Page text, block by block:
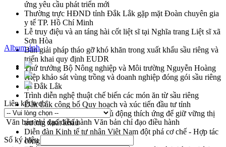
ứng yêu cầu phát triển mới
Thường trực HĐND tỉnh Đắk Lắk gặp mặt Đoàn chuyên gia
y tế TP. Hồ Chí Minh
Lễ truy điệu và an táng hài cốt liệt sĩ tại Nghĩa trang Liệt sĩ xã
Sơn Hòa
Bàn giải pháp tháo gỡ khó khăn trong xuất khẩu sầu riêng và
triển khai quy định EUDR
Thứ trưởng Bộ Nông nghiệp và Môi trường Nguyễn Hoàng
Hiệp khảo sát vùng trồng và doanh nghiệp đóng gói sầu riêng
tại Đắk Lắk
Trình diễn nghệ thuật chế biến các món ăn từ sầu riêng
Đắk Lắk công bố Quy hoạch và xúc tiến đầu tư tỉnh
Ngành cá ngừ Đắk Lắk chủ động thích ứng để giữ vững thị
trường xuất khẩu
Diễn đàn Kinh tế tư nhân Việt Nam đột phá cơ chế - Hợp tác
công tư
Album ảnh
Liên kết web
Văn bản chỉ đạo điều hành Văn bản chỉ đạo điều hành
Số ký hiệu